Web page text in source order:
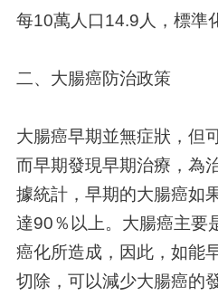
每10萬人口14.9 人，標準
二、大腸癌防治政策
大腸癌早期並無症狀，但
而早期發現早期治療，為
據統計，早期的大腸癌如
達90％以上。大腸癌主要
癌化所造成，因此，如能
切除，可以減少大腸癌的發